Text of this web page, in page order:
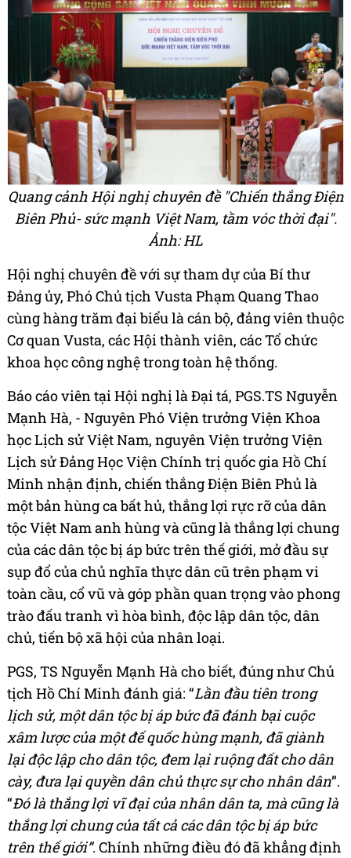
Quang cảnh Hội nghị chuyên đề "Chiến thắng Điện
Biên Phủ- sức mạnh Việt Nam, tầm vóc thời đại".
Ảnh: HL
Hội nghị chuyên đề với sự tham dự của Bí thư
Đảng ủy, Phó Chủ tịch Vusta Phạm Quang Thao
cùng hàng trăm đại biểu là cán bộ, đảng viên thuộc
Cơ quan Vusta, các Hội thành viên, các Tổ chức
khoa học công nghệ trong toàn hệ thống.
Báo cáo viên tại Hội nghị là Đại tá, PGS.TS Nguyễn
Mạnh Hà, - Nguyên Phó Viện trưởng Viện Khoa
học Lịch sử Việt Nam, nguyên Viện trưởng Viện
Lịch sử Đảng Học Viện Chính trị quốc gia Hồ Chí
Minh nhận định, chiến thắng Điện Biên Phủ là
một bản hùng ca bất hủ, thắng lợi rực rỡ của dân
tộc Việt Nam anh hùng và cũng là thắng lợi chung
của các dân tộc bị áp bức trên thế giới, mở đầu sự
sụp đổ của chủ nghĩa thực dân cũ trên phạm vi
toàn cầu, cổ vũ và góp phần quan trọng vào phong
trào đấu tranh vì hòa bình, độc lập dân tộc, dân
chủ, tiến bộ xã hội của nhân loại.
PGS, TS Nguyễn Mạnh Hà cho biết, đúng như Chủ
tịch Hồ Chí Minh đánh giá: “Lần đầu tiên trong
lịch sử, một dân tộc bị áp bức đã đánh bại cuộc
xâm lược của một đế quốc hùng mạnh, đã giành
lại độc lập cho dân tộc, đem lại ruộng đất cho dân
cày, đưa lại quyền dân chủ thực sự cho nhân dân”.
“Đó là thắng lợi vĩ đại của nhân dân ta, mà cũng là
thắng lợi chung của tất cả các dân tộc bị áp bức
trên thế giới”. Chính những điều đó đã khẳng định